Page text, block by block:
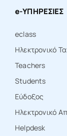
e-ΥΠΗΡΕΣΙΕΣ
eclass
Ηλεκτρονικό
Teachers
Students
Εύδοξος
Ηλεκτρονικό
Ηelpdesk